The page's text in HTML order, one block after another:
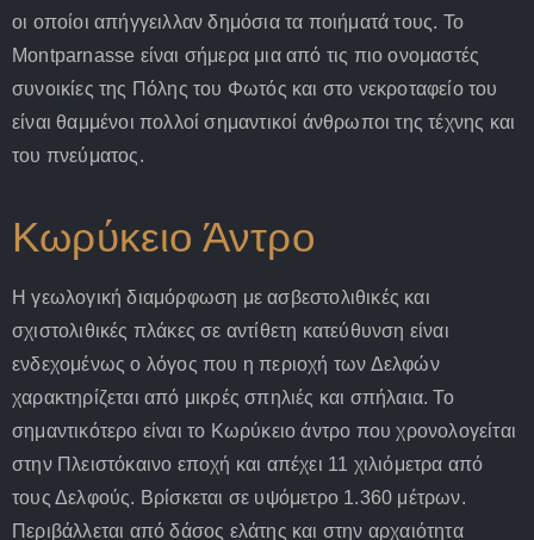
οι οποίοι απήγγειλλαν δημόσια τα ποιήματά τους. Το
Montparnasse είναι σήμερα μια από τις πιο ονομαστές
συνοικίες της Πόλης του Φωτός και στο νεκροταφείο του
είναι θαμμένοι πολλοί σημαντικοί άνθρωποι της τέχνης και
του πνεύματος.
Κωρύκειο Άντρο
Η γεωλογική διαμόρφωση με ασβεστολιθικές και
σχιστολιθικές πλάκες σε αντίθετη κατεύθυνση είναι
ενδεχομένως ο λόγος που η περιοχή των Δελφών
χαρακτηρίζεται από μικρές σπηλιές και σπήλαια. Το
σημαντικότερο είναι το Κωρύκειο άντρο που χρονολογείται
στην Πλειστόκαινο εποχή και απέχει 11 χιλιόμετρα από
τους Δελφούς. Βρίσκεται σε υψόμετρο 1.360 μέτρων.
Περιβάλλεται από δάσος ελάτης και στην αρχαιότητα